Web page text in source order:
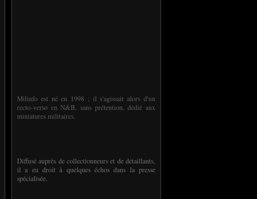
Milinfo est né en 1998 ; il s'agissait alors d'un
recto-verso en N&B, sans prétention, dédié aux
miniatures militaires.
Diffusé auprès de collectionneurs et de détaillants,
il a eu droit à quelques échos dans la presse
spécialisée.